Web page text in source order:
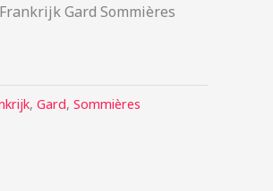
Gard Sommières
, Gard, Sommières